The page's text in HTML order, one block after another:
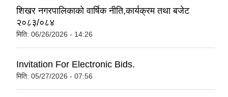
शिखर नगरपालिकाको वार्षिक नीति,कार्यक्रम तथा बजेट
२०८३/०८४
मिति: 06/26/2026 - 14:26
Invitation For Electronic Bids.
मिति: 05/27/2026 - 07:56